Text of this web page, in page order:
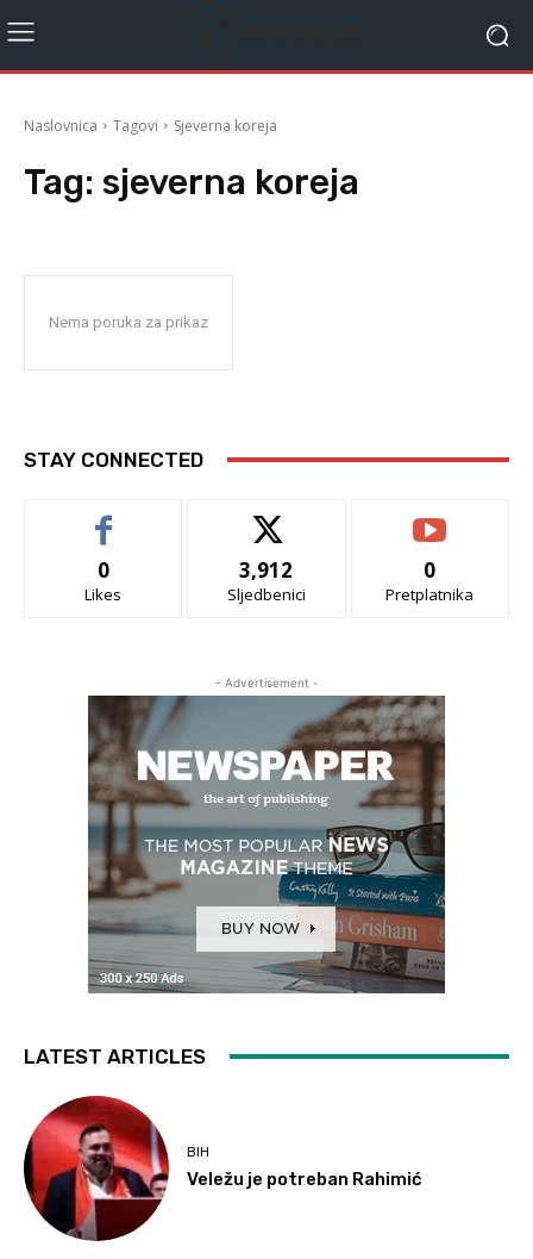
Naslovnica Tagovi Sjeverna koreja
Tag: sjeverna koreja
Nema poruka za prikaz
STAY CONNECTED
0
Likes
3,912
Sljedbenici
0
Pretplatnika
- Advertisement -
LATEST ARTICLES
BIH
Veležu je potreban Rahimić